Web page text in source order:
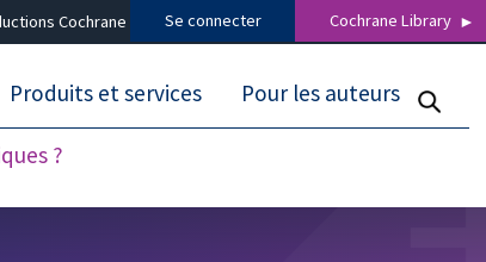
Cochrane Se connecter Cochrane Library
?
Produits et services Pour les auteurs